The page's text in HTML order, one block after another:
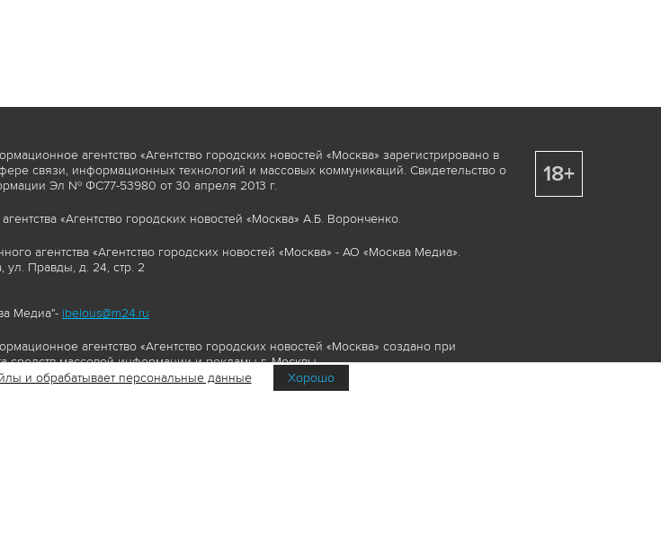
агентство «Агентство городских новостей «Москва» зарегистрировано в
связи, информационных технологий и массовых коммуникаций. Свидетельство о
Эл № ФС77-53980 от 30 апреля 2013 г.
«Агентство городских новостей «Москва» А.Б. Воронченко.
агентства «Агентство городских новостей «Москва» - АО «Москва Медиа».
ул. Правды, д. 24, стр. 2
Медиа"- ibelous@m24.ru
агентство «Агентство городских новостей «Москва» создано при
средств массовой информации и рекламы г. Москвы.
материалы, товарные знаки и иные охраняемые элементы, включая, но, не
18+
и обрабатывает персональные данные Хорошо